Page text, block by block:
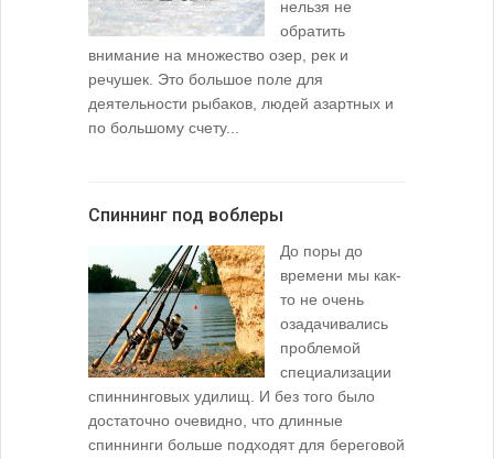
нельзя не
обратить
внимание на множество озер, рек и
речушек. Это большое поле для
деятельности рыбаков, людей азартных и
по большому счету...
Спиннинг под воблеры
До поры до
времени мы как-
то не очень
озадачивались
проблемой
специализации
спиннинговых удилищ. И без того было
достаточно очевидно, что длинные
спиннинги больше подходят для береговой